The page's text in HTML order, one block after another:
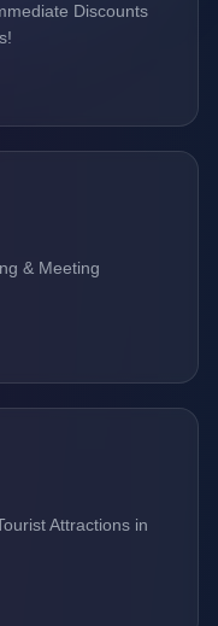
Discounts
& Meeting
Attractions in